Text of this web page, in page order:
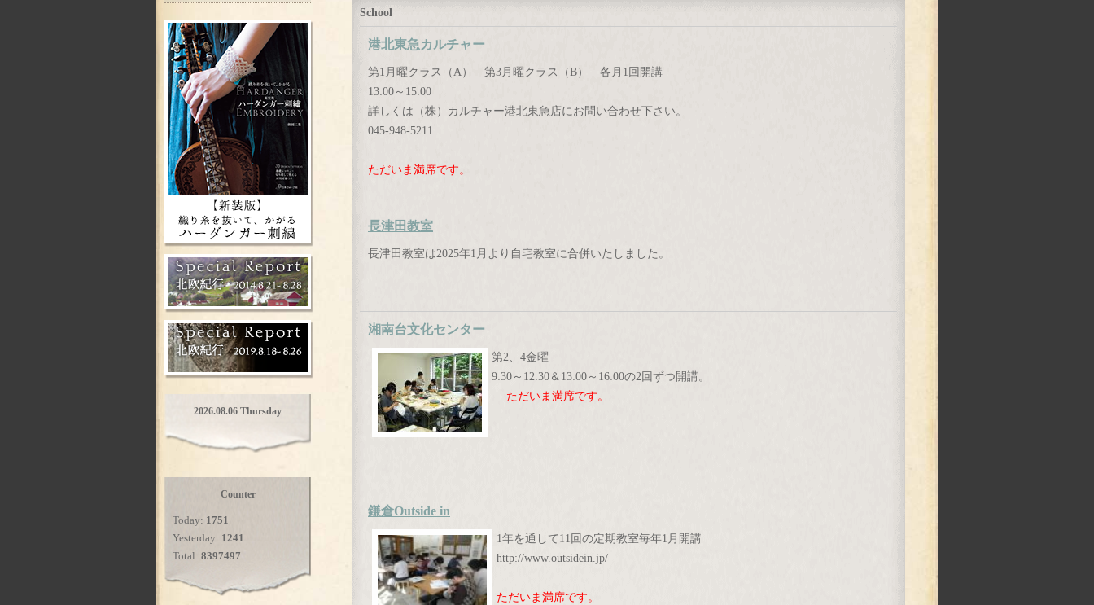
School
港北東急カルチャー
第1月曜クラス（A） 第3月曜クラス（B） 各月1回開講
13:00～15:00
詳しくは（株）カルチャー港北東急店にお問い合わせ下さい。
045-948-5211
ただいま満席です。
長津田教室
長津田教室は2025年1月より自宅教室に合併いたしました。
湘南台文化センター
第2、4金曜
9:30～12:30＆13:00～16:00の2回ずつ開講。
ただいま満席です。
鎌倉Outside in
1年を通して11回の定期教室毎年1月開講
http://www.outsidein.jp/
ただいま満席です。
2026.08.06 Thursday
Counter
Today: 1751
Yesterday: 1241
Total: 8397497